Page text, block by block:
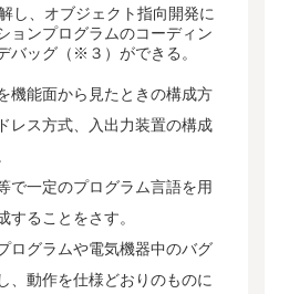
し、オブジェクト指向開発に
ョンプログラムのコーディン
バッグ（※３）ができる。
能面から見たときの構成方
レス方式、入出力装置の構成
一定のプログラム言語を用
することをさす。
グラムや電気機器中のバグ
、動作を仕様どおりのものに